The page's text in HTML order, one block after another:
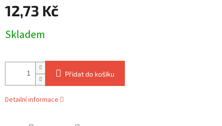
12,73 Kč
cena:
Skladem
Přidat do košíku
Detailní informace